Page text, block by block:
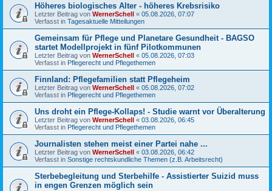
Höheres biologisches Alter - höheres Krebsrisiko
Letzter Beitrag von WernerSchell « 05.08.2026, 07:07
Verfasst in Tagesaktuelle Mitteilungen
Gemeinsam für Pflege und Planetare Gesundheit - BAGSO
startet Modellprojekt in fünf Pilotkommunen
Letzter Beitrag von WernerSchell « 05.08.2026, 07:03
Verfasst in Pflegerecht und Pflegethemen
Finnland: Pflegefamilien statt Pflegeheim
Letzter Beitrag von WernerSchell « 05.08.2026, 07:02
Verfasst in Pflegerecht und Pflegethemen
Uns droht ein Pflege-Kollaps! - Studie warnt vor Überalterung
Letzter Beitrag von WernerSchell « 03.08.2026, 06:45
Verfasst in Pflegerecht und Pflegethemen
Journalisten stehen meist einer Partei nahe ...
Letzter Beitrag von WernerSchell « 03.08.2026, 06:42
Verfasst in Sonstige rechtskundliche Themen (z.B. Arbeitsrecht)
Sterbebegleitung und Sterbehilfe - Assistierter Suizid muss
in engen Grenzen möglich sein